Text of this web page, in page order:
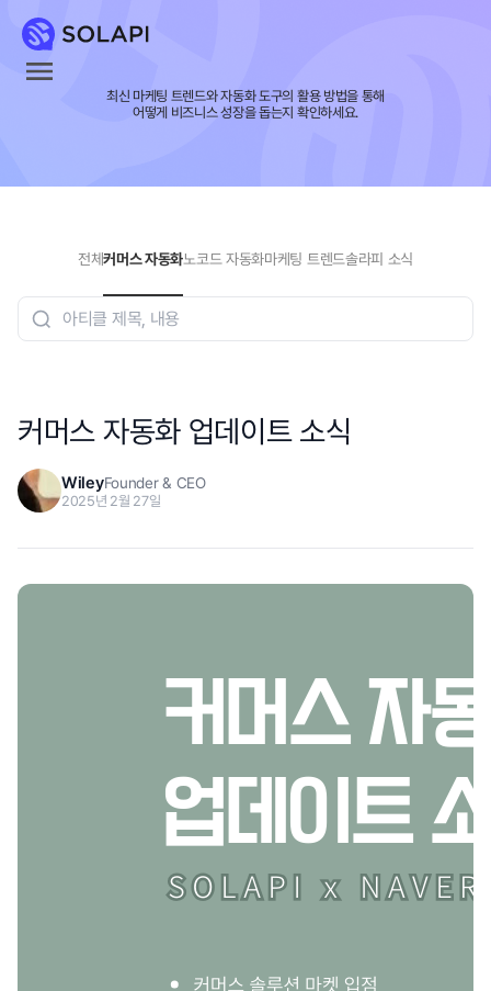
최신 마케팅 트렌드와 자동화 도구의 활용 방법을 통해
어떻게 비즈니스 성장을 돕는지 확인하세요.
전체커머스 자동화노코드 자동화마케팅 트렌드솔라피 소식
커머스 자동화 업데이트 소식
WileyFounder & CEO
2025년 2월 27일